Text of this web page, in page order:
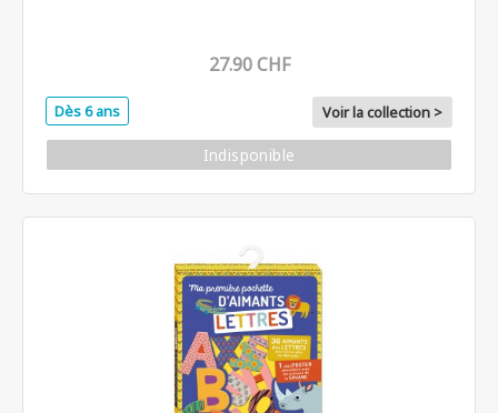
27.90 CHF
Dès 6 ans Voir la collection >
Indisponible